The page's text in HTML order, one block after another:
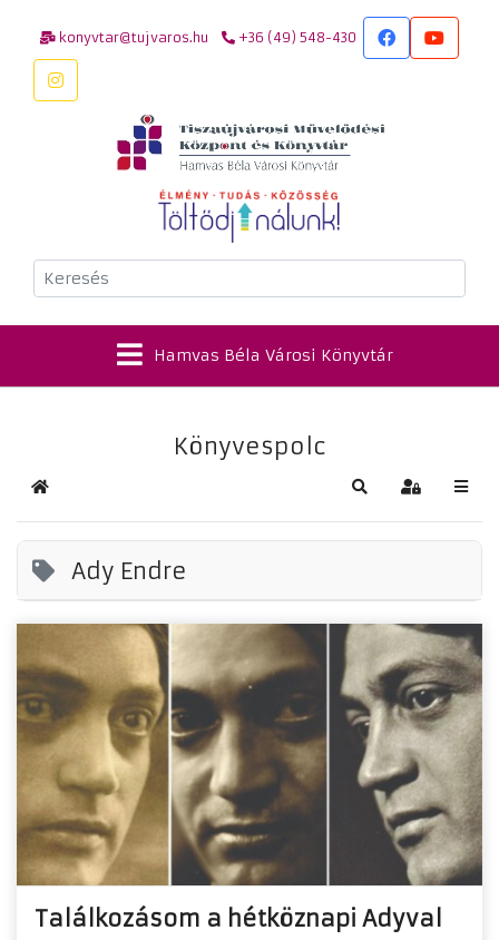
konyvtar@tujvaros.hu +36 (49) 548-430
Keresés
Hamvas Béla Városi Könyvtár
Könyvespolc
Kezdőlap Keresés
Ady Endre
Találkozásom a hétköznapi Adyval